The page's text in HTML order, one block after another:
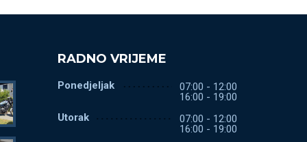
RADNO VRIJEME
Ponedjeljak
07:00 - 12:00
16:00 - 19:00
Utorak
07:00 - 12:00
16:00 - 19:00